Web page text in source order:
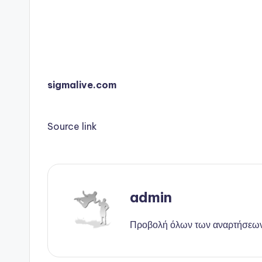
sigmalive.com
Source link
admin
Προβολή όλων των